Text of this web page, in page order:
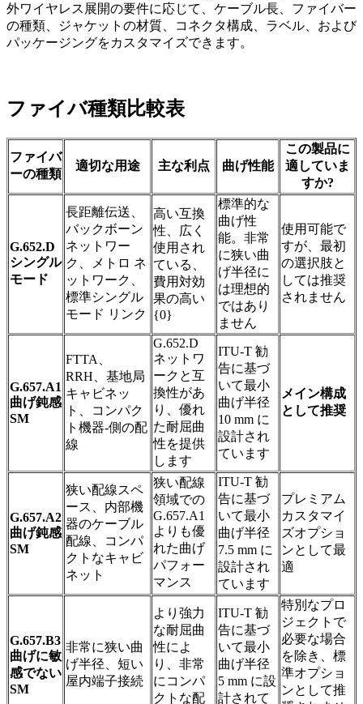
外ワイヤレス展開の要件に応じて、ケーブル長、ファイバー
の種類、ジャケットの材質、コネクタ構成、ラベル、および
パッケージングをカスタマイズできます。
ファイバ種類比較表
ファイバ
ーの種類
適切な用途 主な利点 曲げ性能
この製品に
適していま
すか?
G.652.D
シングル
モード
長距離伝送、
バックボーン
ネットワー
ク、メトロ ネ
ットワーク、
標準シングル
モード リンク
高い互換
性、広く
使用され
ている、
費用対効
果の高い
{0}
標準的な
曲げ性
能。非常
に狭い曲
げ半径に
は理想的
ではあり
ません
使用可能で
すが、最初
の選択肢と
しては推奨
されません
G.657.A1
曲げ鈍感
SM
FTTA、
RRH、基地局
キャビネッ
ト、コンパク
ト機器-側の配
線
G.652.D
ネットワ
ークと互
換性があ
り、優れ
た耐屈曲
性を提供
します
ITU-T 勧
告に基づ
いて最小
曲げ半径
10 mm に
設計され
ています
メイン構成
として推奨
G.657.A2
曲げ鈍感
SM
狭い配線スペ
ース、内部機
器のケーブル
配線、コンパ
クトなキャビ
ネット
狭い配線
領域での
G.657.A1
よりも優
れた曲げ
パフォー
マンス
ITU-T 勧
告に基づ
いて最小
曲げ半径
7.5 mm に
設計され
ています
プレミアム
カスタマイ
ズオプショ
ンとして最
適
G.657.B3
曲げに敏
感でない
SM
非常に狭い曲
げ半径、短い
屋内端子接続
より強力
な耐屈曲
性によ
り、非常
にコンパ
クトな配
ITU-T 勧
告に基づ
いて最小
曲げ半径
5 mm に設
計されて
特別なプロ
ジェクトで
必要な場合
を除き、標
準オプショ
ンとして推